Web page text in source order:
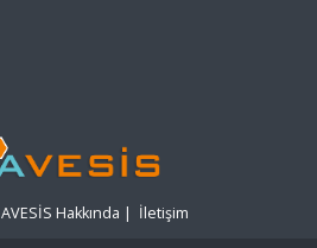
AVESİS Hakkında | İletişim